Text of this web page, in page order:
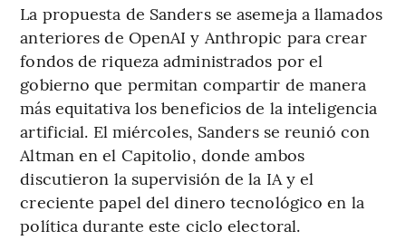
La propuesta de Sanders se asemeja a llamados
anteriores de OpenAI y Anthropic para crear
fondos de riqueza administrados por el
gobierno que permitan compartir de manera
más equitativa los beneficios de la inteligencia
artificial. El miércoles, Sanders se reunió con
Altman en el Capitolio, donde ambos
discutieron la supervisión de la IA y el
creciente papel del dinero tecnológico en la
política durante este ciclo electoral.